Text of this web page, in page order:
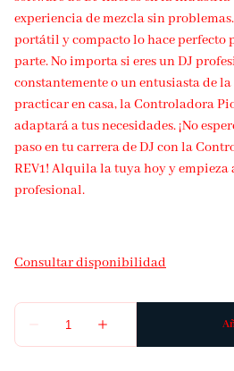
experiencia de mezcla sin
portátil y compacto lo hace perfecto
parte. No importa si eres un DJ
constantemente o un entusiasta de
practicar en casa, la Controladora
adaptará a tus necesidades. ¡No
paso en tu carrera de DJ con la
REV1! Alquila la tuya hoy y empieza
profesional.